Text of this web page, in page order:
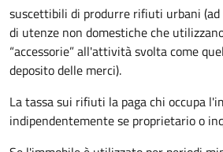
suscettibili di produrre rifiuti urbani (ad
di utenze non domestiche che
“accessorie” all'attività svolta come
deposito delle merci).
La tassa sui rifiuti la paga chi occupa
indipendentemente se proprietario o